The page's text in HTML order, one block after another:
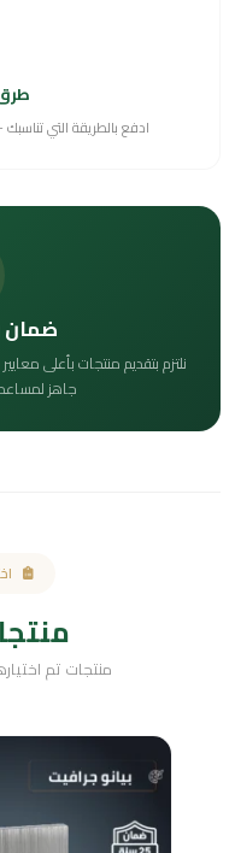
ادفع بالطريقة التي
ضمان
نلتزم بتقديم منتجات بأعلى
جاهز
منتجات تم